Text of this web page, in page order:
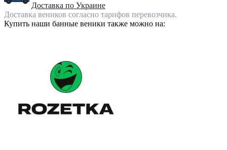
Доставка по Украине
Доставка веников согласно тарифов перевозчика.
Купить наши банные веники также можно на: